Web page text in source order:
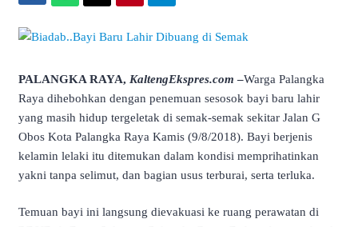
PALANGKA RAYA, KaltengEkspres.com–Warga Palangka
Raya dihebohkan dengan penemuan sesosok bayi baru lahir
yang masih hidup tergeletak di semak-semak sekitar Jalan G
Obos Kota Palangka Raya Kamis (9/8/2018). Bayi berjenis
kelamin lelaki itu ditemukan dalam kondisi memprihatinkan
yakni tanpa selimut, dan bagian usus terburai, serta terluka.
Temuan bayi ini langsung dievakuasi ke ruang perawatan di